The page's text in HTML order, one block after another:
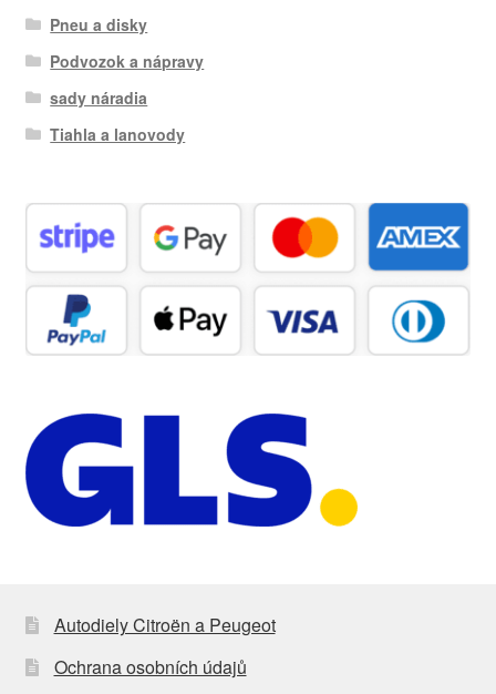
Pneu a disky
Podvozok a nápravy
sady náradia
Tiahla a lanovody
Autodiely Citroën a Peugeot
Ochrana osobních údajů